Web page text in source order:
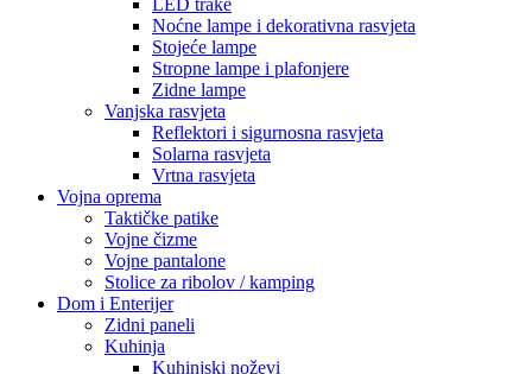
LED trake
Noćne lampe i dekorativna rasvjeta
Stojeće lampe
Stropne lampe i plafonjere
Zidne lampe
Vanjska rasvjeta
Reflektori i sigurnosna rasvjeta
Solarna rasvjeta
Vrtna rasvjeta
Vojna oprema
Taktičke patike
Vojne čizme
Vojne pantalone
Stolice za ribolov / kamping
Dom i Enterijer
Zidni paneli
Kuhinja
Kuhinjski noževi